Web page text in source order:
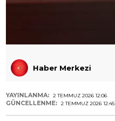
Haber Merkezi
YAYINLANMA: 2 TEMMUZ 2026 12:06
GÜNCELLENME: 2 TEMMUZ 2026 12:45